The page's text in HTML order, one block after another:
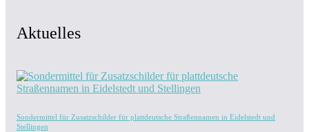
Aktuelles
Sondermittel für Zusatzschilder für plattdeutsche Straßennamen in Eidelstedt und
Stellingen